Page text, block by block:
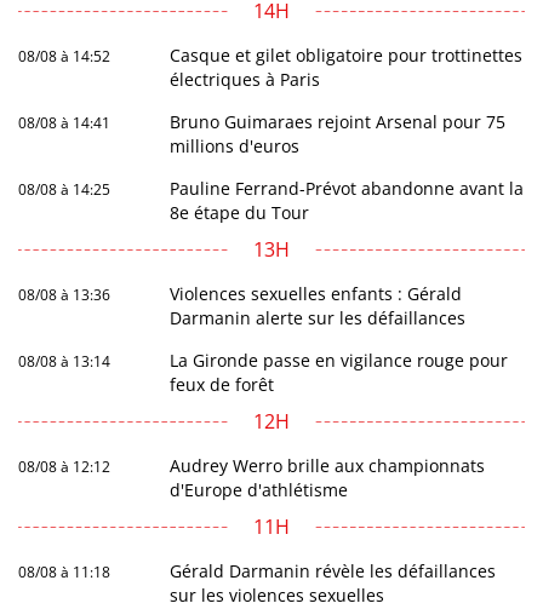
14H
08/08 à 14:52
Casque et gilet obligatoire pour trottinettes
électriques à Paris
08/08 à 14:41
Bruno Guimaraes rejoint Arsenal pour 75
millions d'euros
08/08 à 14:25
Pauline Ferrand-Prévot abandonne avant la
8e étape du Tour
13H
08/08 à 13:36
Violences sexuelles enfants : Gérald
Darmanin alerte sur les défaillances
08/08 à 13:14
La Gironde passe en vigilance rouge pour
feux de forêt
12H
08/08 à 12:12
Audrey Werro brille aux championnats
d'Europe d'athlétisme
11H
08/08 à 11:18
Gérald Darmanin révèle les défaillances
sur les violences sexuelles